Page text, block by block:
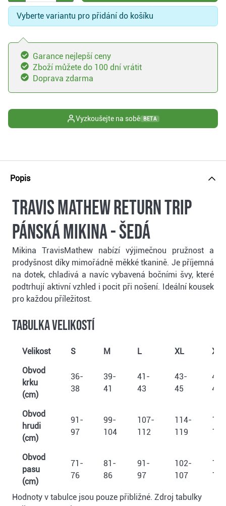
Vyberte variantu pro přidání do košíku
Garance nejlepší ceny
Zboží můžete do 100 dní vrátit
Doprava zdarma
Vyzkoušejte na sobě BETA
Popis
Travis Mathew Return Trip
pánská mikina - šedá
Mikina TravisMathew nabízí výjimečnou pružnost a
prodyšnost díky mimořádně měkké tkanině. Je příjemná
na dotek, chladivá a navíc vybavená bočními švy, které
podtrhují aktivní vzhled i pocit při nošení. Ideální kousek
pro každou příležitost.
Tabulka velikostí
Velikost S M L XL
XXL
Obvod
krku
(cm)
36-
38
39-
41
41-
43
43-
45
45-
47
Obvod
hrudi
(cm)
91-
97
99-
104
107-
112
114-
119
127
Obvod
pasu
(cm)
71-
76
81-
86
91-
97
102-
107
117
Hodnoty v tabulce jsou pouze přibližné. Zdroj tabulky